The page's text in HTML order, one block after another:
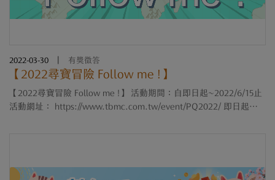
2022-03-30 有獎徵答
【2022尋寶冒險 Follow me !】
【2022尋寶冒險 Follow me !】 活動期間：自即日起~2022/6/15止
活動網址： https://www.tbmc.com.tw/event/PQ2022/ 即日起至